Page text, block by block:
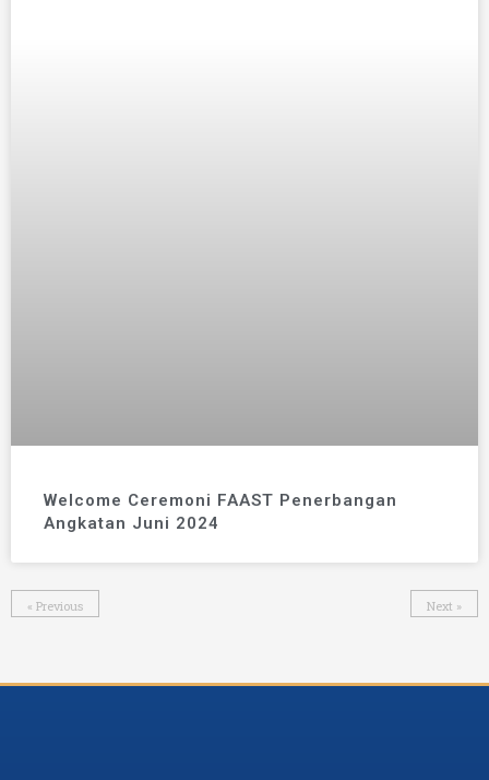
Welcome Ceremoni FAAST Penerbangan
Angkatan Juni 2024
« Previous Next »